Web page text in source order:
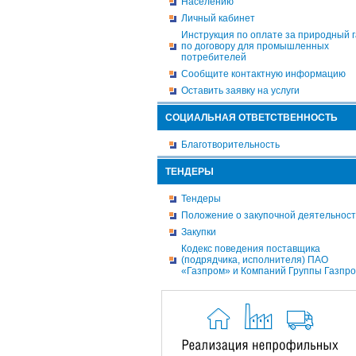
Личный кабинет
Инструкция по оплате за природный
по договору для промышленных
потребителей
Сообщите контактную информацию
Оставить заявку на услуги
СОЦИАЛЬНАЯ ОТВЕТСТВЕННОСТЬ
Благотворительность
ТЕНДЕРЫ
Тендеры
Положение о закупочной
Закупки
Кодекс поведения поставщика
(подрядчика, исполнителя) ПАО
«Газпром» и Компаний Группы